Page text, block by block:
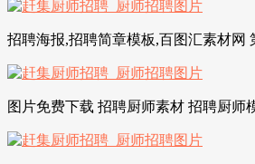
招聘海报,招聘简章模板,百图汇素材网
图片免费下载 招聘厨师素材 招聘厨师